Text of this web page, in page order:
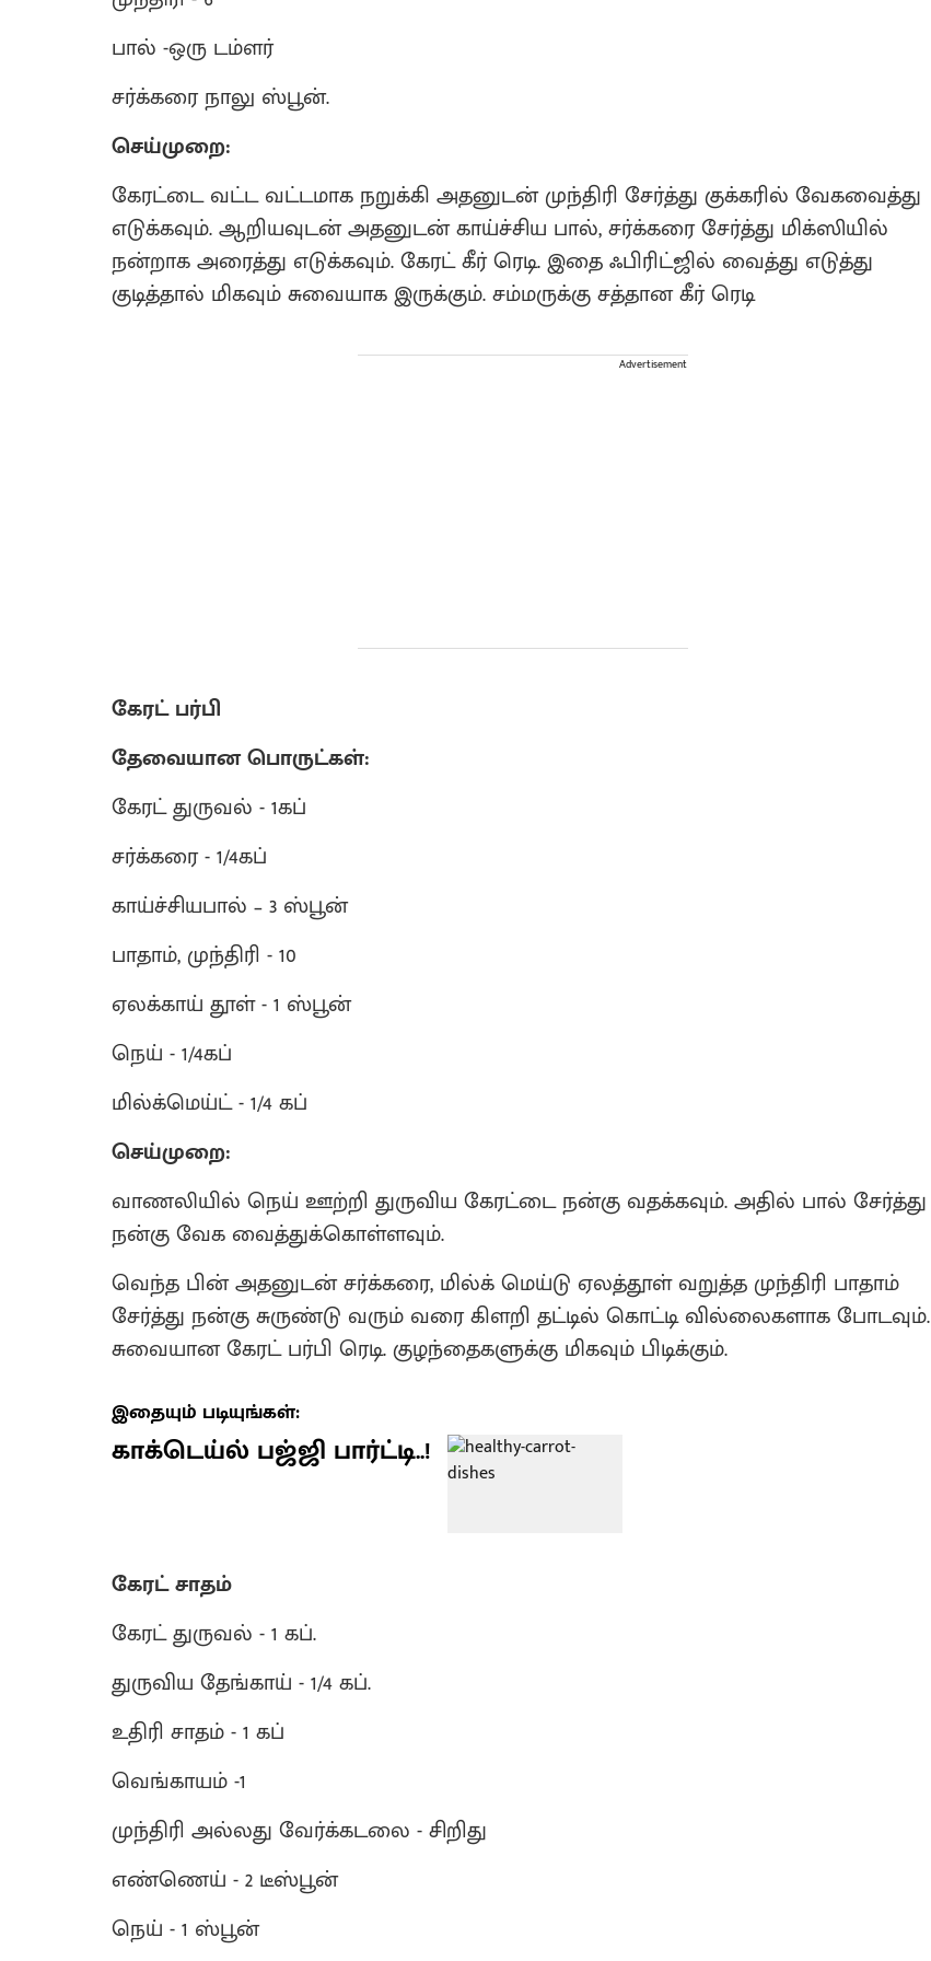
பால் -ஒரு டம்ளர்
சர்க்கரை நாலு ஸ்பூன்.
செய்முறை:
கேரட்டை வட்ட வட்டமாக நறுக்கி அதனுடன் முந்திரி சேர்த்து குக்கரில் வேகவைத்து
எடுக்கவும். ஆறியவுடன் அதனுடன் காய்ச்சிய பால், சர்க்கரை சேர்த்து மிக்ஸியில்
நன்றாக அரைத்து எடுக்கவும். கேரட் கீர் ரெடி. இதை ஃபிரிட்ஜில் வைத்து எடுத்து
குடித்தால் மிகவும் சுவையாக இருக்கும். சம்மருக்கு சத்தான கீர் ரெடி
Advertisement
கேரட் பர்பி
தேவையான பொருட்கள்:
கேரட் துருவல் - 1கப்
சர்க்கரை - 1/4கப்
காய்ச்சியபால் – 3 ஸ்பூன்
பாதாம், முந்திரி - 10
ஏலக்காய் தூள் - 1 ஸ்பூன்
நெய் - 1/4கப்
மில்க்மெய்ட் - 1/4 கப்
செய்முறை:
வாணலியில் நெய் ஊற்றி துருவிய கேரட்டை நன்கு வதக்கவும். அதில் பால் சேர்த்து
நன்கு வேக வைத்துக்கொள்ளவும்.
வெந்த பின் அதனுடன் சர்க்கரை, மில்க் மெய்டு ஏலத்தூள் வறுத்த முந்திரி பாதாம்
சேர்த்து நன்கு சுருண்டு வரும் வரை கிளறி தட்டில் கொட்டி வில்லைகளாக போடவும்.
சுவையான கேரட் பர்பி ரெடி. குழந்தைகளுக்கு மிகவும் பிடிக்கும்.
இதையும் படியுங்கள்:
காக்டெய்ல் பஜ்ஜி பார்ட்டி..!
கேரட் சாதம்
கேரட் துருவல் - 1 கப்.
துருவிய தேங்காய் - 1/4 கப்.
உதிரி சாதம் - 1 கப்
வெங்காயம் -1
முந்திரி அல்லது வேர்க்கடலை - சிறிது
எண்ணெய் - 2 டீஸ்பூன்
நெய் - 1 ஸ்பூன்